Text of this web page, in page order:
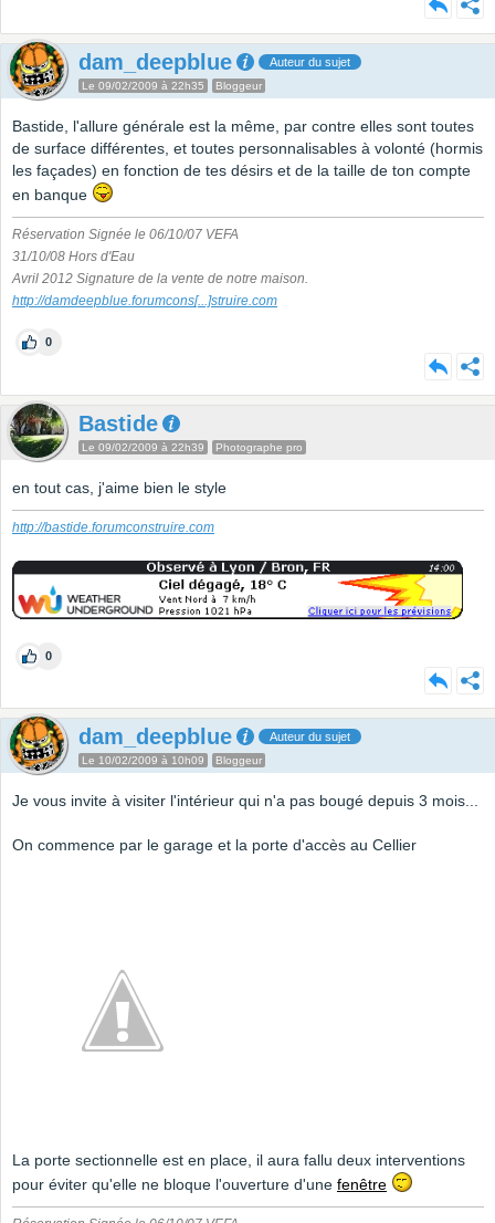
dam_deepblue Auteur du sujet
Le 09/02/2009 à 22h35 Bloggeur
Bastide, l'allure générale est la même, par contre elles sont toutes
de surface différentes, et toutes personnalisables à volonté (hormis
les façades) en fonction de tes désirs et de la taille de ton compte
en banque
Réservation Signée le 06/10/07 VEFA
31/10/08 Hors d'Eau
Avril 2012 Signature de la vente de notre maison.
http://damdeepblue.forumcons[...]struire.com
0
Bastide
Le 09/02/2009 à 22h39 Photographe pro
en tout cas, j'aime bien le style
http://bastide.forumconstruire.com
0
dam_deepblue Auteur du sujet
Le 10/02/2009 à 10h09 Bloggeur
Je vous invite à visiter l'intérieur qui n'a pas bougé depuis 3 mois...
On commence par le garage et la porte d'accès au Cellier
La porte sectionnelle est en place, il aura fallu deux interventions
pour éviter qu'elle ne bloque l'ouverture d'une fenêtre